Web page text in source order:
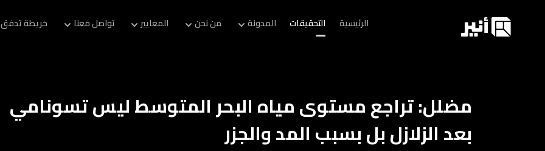
الرئيسية التحقيقات المدونة من نحن المعايير تواصل معنا خريطة
مضلل: تراجع مستوى مياه البحر المتوسط ليس تسونامي
بعد الزلازل بل بسبب المد والجزر